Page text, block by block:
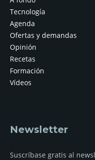
Tecnología
Agenda
Ofertas y demandas
Opinión
Recetas
Formación
Vídeos
Newsletter
Suscríbase gratis al